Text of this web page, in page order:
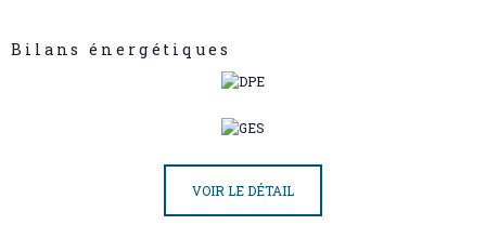
Bilans énergétiques
VOIR LE DÉTAIL